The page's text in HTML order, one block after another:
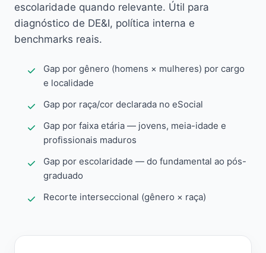
escolaridade quando relevante. Útil para
diagnóstico de DE&I, política interna e
benchmarks reais.
Gap por gênero (homens × mulheres) por cargo
e localidade
Gap por raça/cor declarada no eSocial
Gap por faixa etária — jovens, meia-idade e
profissionais maduros
Gap por escolaridade — do fundamental ao pós-
graduado
Recorte interseccional (gênero × raça)